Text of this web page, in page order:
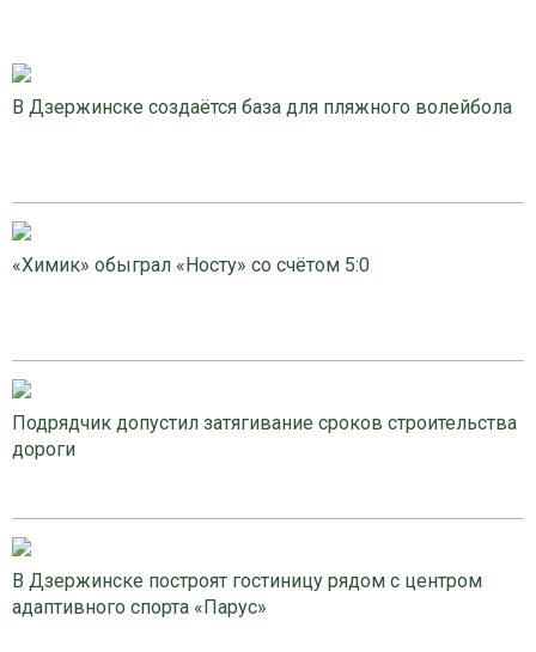
В Дзержинске создаётся база для пляжного волейбола
«Химик» обыграл «Носту» со счётом 5:0
Подрядчик допустил затягивание сроков строительства
дороги
В Дзержинске построят гостиницу рядом с центром
адаптивного спорта «Парус»